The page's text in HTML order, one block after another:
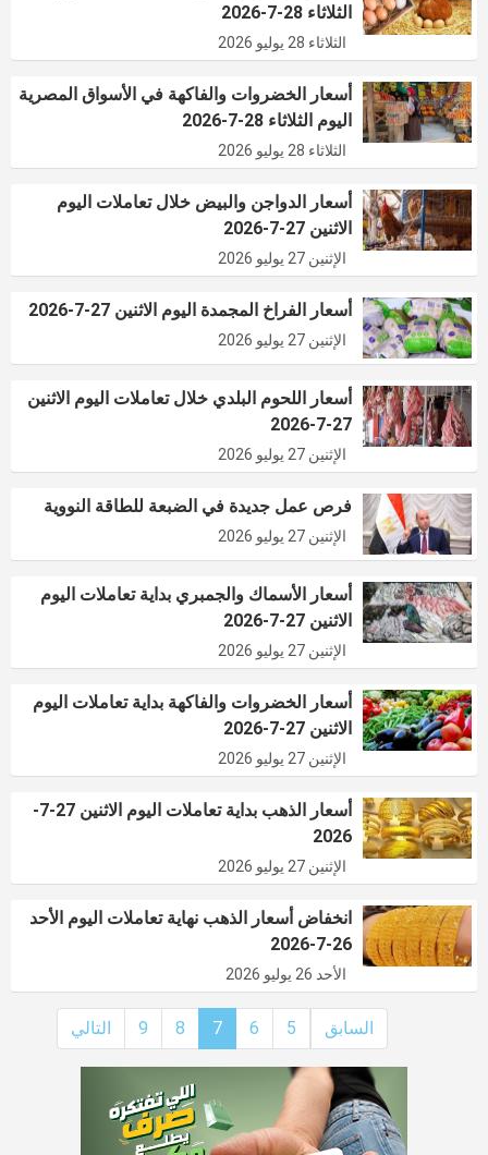
الثلاثاء 28-7-2026
الثلاثاء 28 يوليو 2026
أسعار الخضروات والفاكهة في الأسواق المصرية
اليوم الثلاثاء 28-7-2026
الثلاثاء 28 يوليو 2026
أسعار الدواجن والبيض خلال تعاملات اليوم
الاثنين 27-7-2026
الإثنين 27 يوليو 2026
أسعار الفراخ المجمدة اليوم الاثنين 27-7-2026
الإثنين 27 يوليو 2026
أسعار اللحوم البلدي خلال تعاملات اليوم الاثنين
27-7-2026
الإثنين 27 يوليو 2026
فرص عمل جديدة في الضبعة للطاقة النووية
الإثنين 27 يوليو 2026
أسعار الأسماك والجمبري بداية تعاملات اليوم
الاثنين 27-7-2026
الإثنين 27 يوليو 2026
أسعار الخضروات والفاكهة بداية تعاملات اليوم
الاثنين 27-7-2026
الإثنين 27 يوليو 2026
أسعار الذهب بداية تعاملات اليوم الاثنين 27-7-
2026
الإثنين 27 يوليو 2026
انخفاض أسعار الذهب نهاية تعاملات اليوم الأحد
26-7-2026
الأحد 26 يوليو 2026
السابق 5
6
7
8
9 التالي